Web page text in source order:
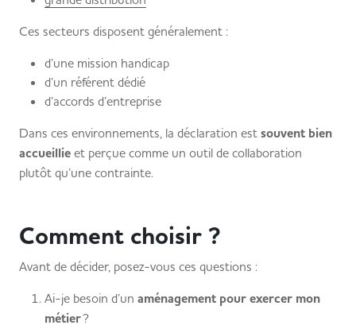
Ces secteurs disposent généralement :
d’une mission handicap
d’un référent dédié
d’accords d’entreprise
Dans ces environnements, la déclaration est souvent bien
accueillie et perçue comme un outil de collaboration
plutôt qu’une contrainte.
Comment choisir ?
Avant de décider, posez-vous ces questions :
Ai-je besoin d’un aménagement pour exercer mon
métier?